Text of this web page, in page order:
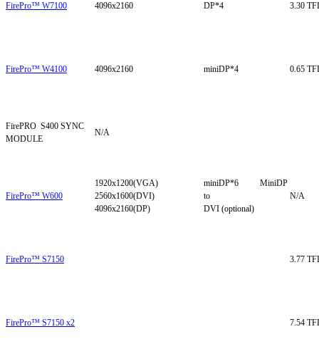
FirePro™ W7100 4096x2160 DP*4 3.30
FirePro™ W4100 4096x2160 miniDP*4 0.65
FirePRO S400 SYNC
MODULE
N/A
FirePro™ W600
1920x1200(VGA)
2560x1600(DVI)
4096x2160(DP)
miniDP*6 MiniDP
to
DVI (optional)
N/A
FirePro™ S7150 3.77
FirePro™ S7150 x2 7.54